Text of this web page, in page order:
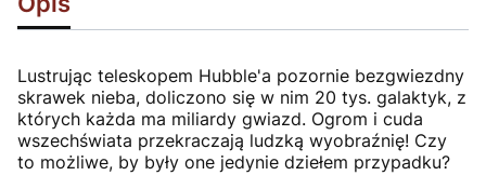
Lustrując teleskopem Hubble'a pozornie bezgwiezdny
skrawek nieba, doliczono się w nim 20 tys. galaktyk, z
których każda ma miliardy gwiazd. Ogrom i cuda
wszechświata przekraczają ludzką wyobraźnię! Czy
to możliwe, by były one jedynie dziełem przypadku?